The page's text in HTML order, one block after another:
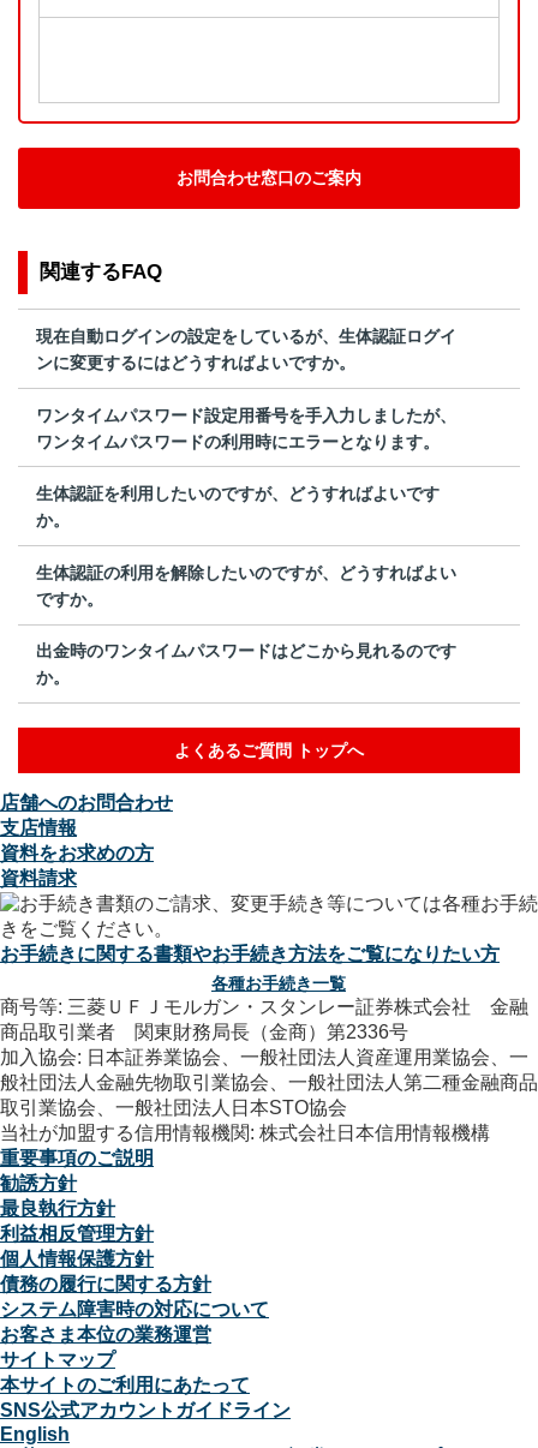
お問合わせ窓口のご案内
関連するFAQ
現在自動ログインの設定をしているが、生体認証ログイ
ンに変更するにはどうすればよいですか。
ワンタイムパスワード設定用番号を手入力しましたが、
ワンタイムパスワードの利用時にエラーとなります。
生体認証を利用したいのですが、どうすればよいです
か。
生体認証の利用を解除したいのですが、どうすればよい
ですか。
出金時のワンタイムパスワードはどこから見れるのです
か。
よくあるご質問 トップへ
店舗へのお問合わせ
支店情報
資料をお求めの方
資料請求
お手続きに関する書類やお手続き方法をご覧になりたい方
各種お手続き一覧
商号等: 三菱ＵＦＪモルガン・スタンレー証券株式会社 金融
商品取引業者 関東財務局長（金商）第2336号
加入協会: 日本証券業協会、一般社団法人資産運用業協会、一
般社団法人金融先物取引業協会、一般社団法人第二種金融商品
取引業協会、一般社団法人日本STO協会
当社が加盟する信用情報機関: 株式会社日本信用情報機構
重要事項のご説明
勧誘方針
最良執行方針
利益相反管理方針
個人情報保護方針
債務の履行に関する方針
システム障害時の対応について
お客さま本位の業務運営
サイトマップ
本サイトのご利用にあたって
SNS公式アカウントガイドライン
English